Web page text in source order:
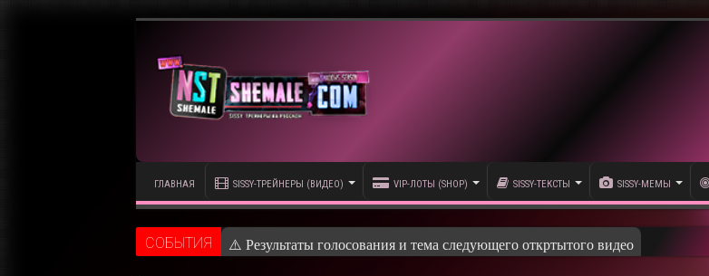
ГЛАВНАЯ SISSY-ТРЕЙНЕРЫ (ВИДЕО) VIP-ЛОТЫ (SHOP) SISSY-ТЕКСТЫ SISSY-МЕМЫ
CОБЫТИЯ ⚠️ Результаты голосования и тема следующего откртытого видео